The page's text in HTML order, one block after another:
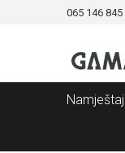
065 146 845
Namještaj